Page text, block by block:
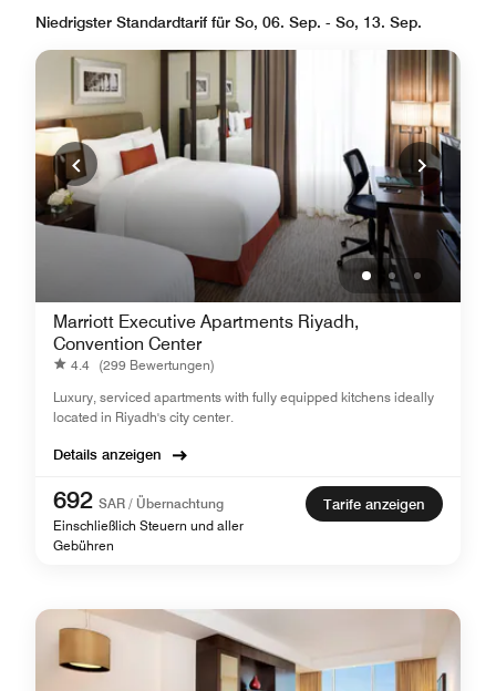
Niedrigster Standardtarif für So, 06. Sep. - So, 13. Sep.
Marriott Executive Apartments Riyadh,
Convention Center
4.4 (299 Bewertungen)
Luxury, serviced apartments with fully equipped kitchens ideally
located in Riyadh's city center.
Details anzeigen
692 SAR / Übernachtung
Einschließlich Steuern und aller
Gebühren
Tarife anzeigen